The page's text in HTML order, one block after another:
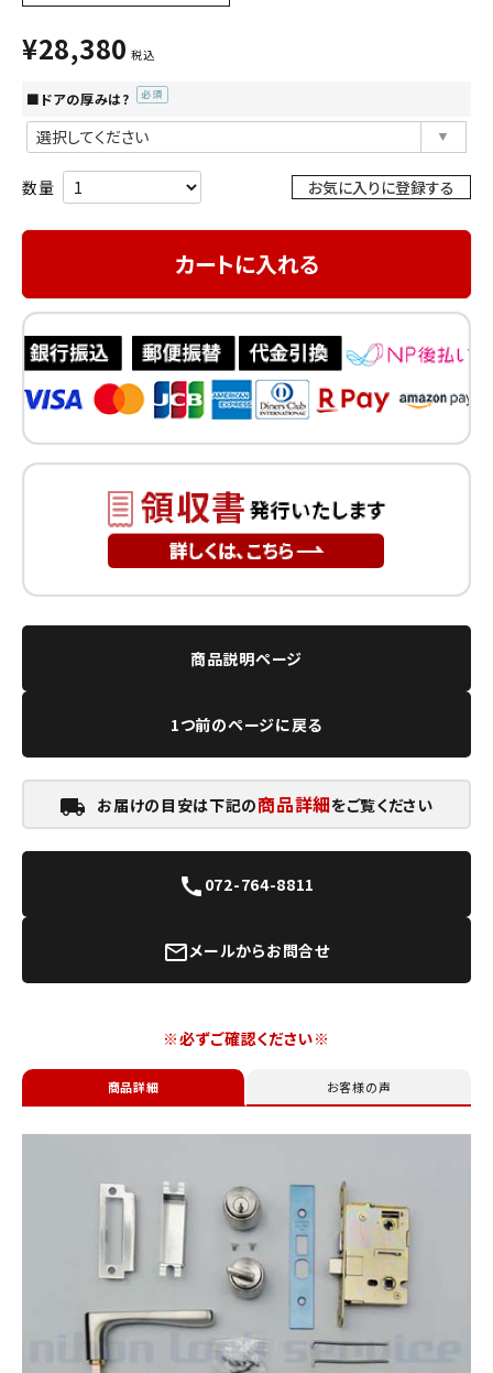
¥28,380 税込
■ドアの厚みは?
須)
お気に入りに登録する
カートに入れる
商品説明ページ
1つ前のページに戻る
local_shipping お届けの目安は下記の商品詳細をご覧ください
call 072-764-8811
mail_outlineメールからお問合せ
※必ずご確認ください※
商品詳細 お客様の声